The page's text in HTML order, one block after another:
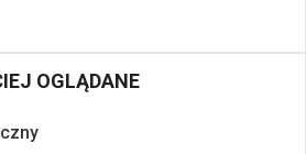
OGLĄDANE